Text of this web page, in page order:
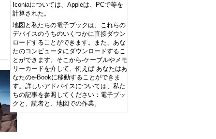
Iconiaについては、Appleは、PCで等を
計算された。
地図と私たちの電子ブックは、これらの
デバイスのうちのいくつかに直接ダウン
ロードすることができます。また、あな
たのコンピュータにダウンロードするこ
とができます。そこから-ケーブルやメモ
リーカードを介して、例えば-あなたはあ
なたのe-Bookに移動することができま
す。詳しいアドバイスについては、私た
ちの記事を参照してください：電子ブッ
クと、読者と、地図での作業。